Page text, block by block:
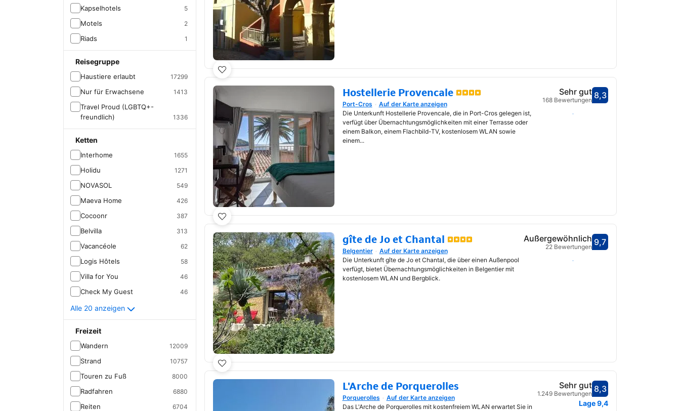
Kapselhotels 5
Motels 2
Riads 1
Reisegruppe
Haustiere erlaubt 17299
Nur für Erwachsene 1413
Travel Proud (LGBTQ+-
freundlich)
1336
Ketten
Interhome 1655
Holidu 1271
NOVASOL 549
Maeva Home 426
Cocoonr 387
Belvilla 313
Vacancéole 62
Logis Hôtels 58
Villa for You 46
Check My Guest 46
Alle 20 anzeigen
Freizeit
Wandern 12009
Strand 10757
Touren zu Fuß 8000
Radfahren 6880
Reiten 6704
Hostellerie Provencale
Wird in neuem Fenster geöffnet
Port-Cros
Auf der Karte anzeigen
Die Unterkunft Hostellerie Provencale, die in Port-Cros gelegen ist,
verfügt über Übernachtungsmöglichkeiten mit einer Terrasse oder
einem Balkon, einem Flachbild-TV, kostenlosem WLAN sowie
einem...
Bewertet mit 8,3
8,3
Sehr gut
168 Bewertungen
Daten auswählen
gîte de Jo et Chantal
Wird in neuem Fenster geöffnet
Belgentier
Auf der Karte anzeigen
Die Unterkunft gîte de Jo et Chantal, die über einen Außenpool
verfügt, bietet Übernachtungsmöglichkeiten in Belgentier mit
kostenlosem WLAN und Bergblick.
Bewertet mit 9,7
9,7
Außergewöhnlich
22 Bewertungen
Daten auswählen
L'Arche de Porquerolles
Wird in neuem Fenster geöffnet
Porquerolles
Auf der Karte anzeigen
Das L'Arche de Porquerolles mit kostenfreiem WLAN erwartet Sie in
Bewertet mit 8,3
8,3
Sehr gut
1.249 Bewertungen
Lage9,4